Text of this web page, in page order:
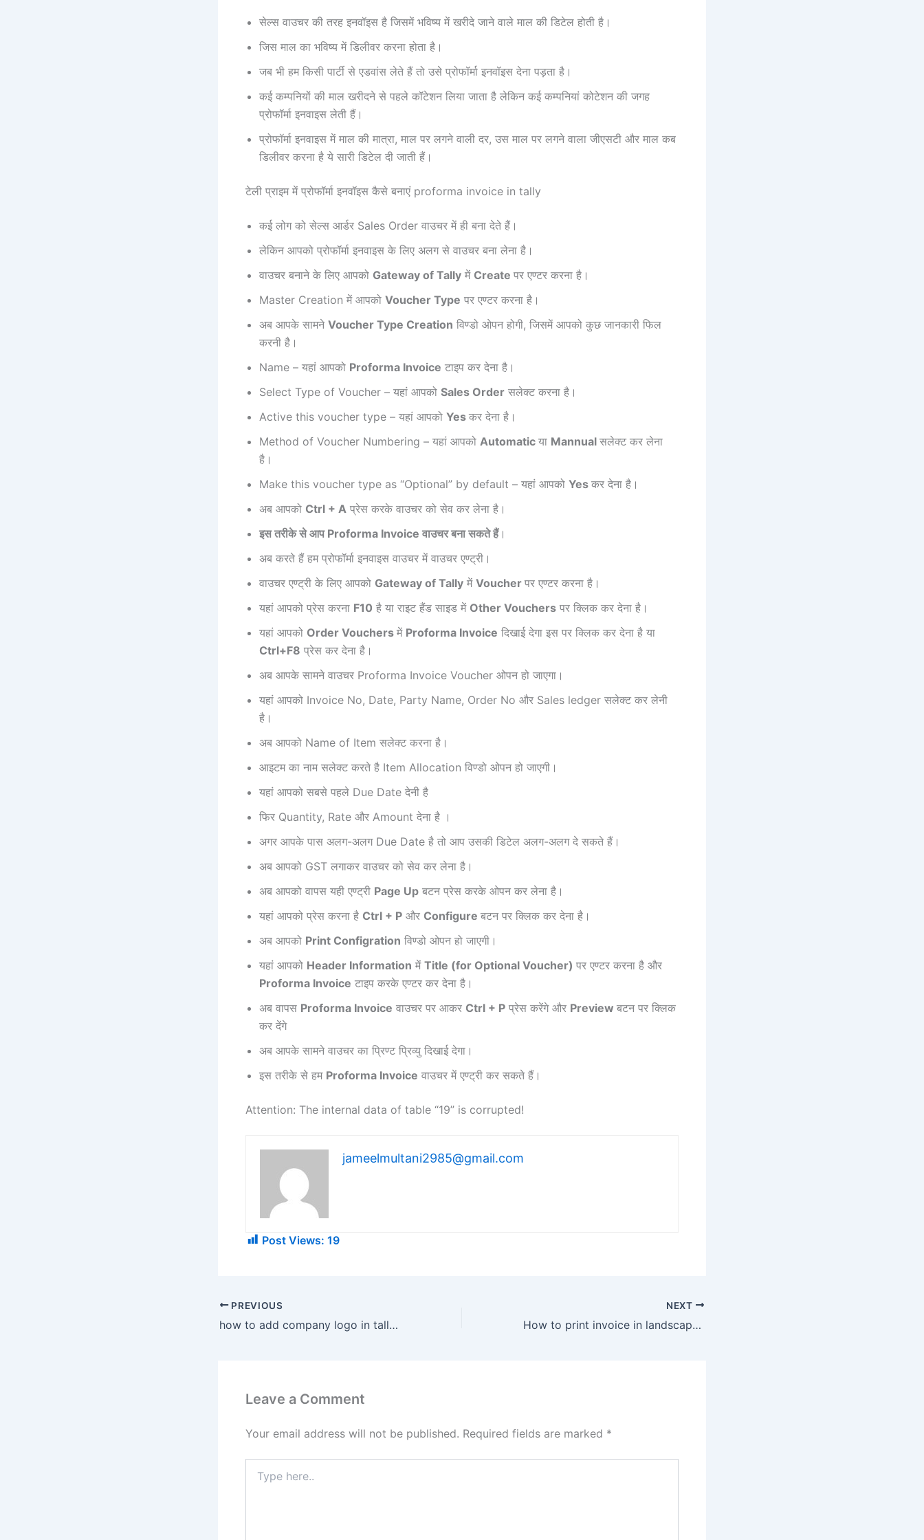
सेल्स वाउचर की तरह इनवॉइस है जिसमें भविष्य में खरीदे जाने वाले माल की डिटेल होती है।
जिस माल का भविष्य में डिलीवर करना होता है।
जब भी हम किसी पार्टी से एडवांस लेते हैं तो उसे प्रोफॉर्मा इनवॉइस देना पड़ता है।
कई कम्पनियों की माल खरीदने से पहले कॉटेशन लिया जाता है लेकिन कई कम्पनियां कोटेशन की जगह
प्रोफॉर्मा इनवाइस लेती हैं।
प्रोफॉर्मा इनवाइस में माल की मात्रा, माल पर लगने वाली दर, उस माल पर लगने वाला जीएसटी और माल कब
डिलीवर करना है ये सारी डिटेल दी जाती हैं।
टेली प्राइम में प्रोफॉर्मा इनवॉइस कैसे बनाएं proforma invoice in tally
कई लोग को सेल्स आर्डर Sales Order वाउचर में ही बना देते हैं।
लेकिन आपको प्रोफॉर्मा इनवाइस के लिए अलग से वाउचर बना लेना है।
वाउचर बनाने के लिए आपको Gateway of Tally में Create पर एण्टर करना है।
Master Creation में आपको Voucher Type पर एण्टर करना है।
अब आपके सामने Voucher Type Creation विण्डो ओपन होगी, जिसमें आपको कुछ जानकारी फिल
करनी है।
Name – यहां आपको Proforma Invoice टाइप कर देना है।
Select Type of Voucher – यहां आपको Sales Order सलेक्ट करना है।
Active this voucher type – यहां आपको Yes कर देना है।
Method of Voucher Numbering – यहां आपको Automatic या Mannual सलेक्ट कर लेना
है।
Make this voucher type as “Optional” by default – यहां आपको Yes कर देना है।
अब आपको Ctrl + A प्रेस करके वाउचर को सेव कर लेना है।
इस तरीके से आप Proforma Invoice वाउचर बना सकते हैं।
अब करते हैं हम प्रोफॉर्मा इनवाइस वाउचर में वाउचर एण्ट्री।
वाउचर एण्ट्री के लिए आपको Gateway of Tally में Voucher पर एण्टर करना है।
यहां आपको प्रेस करना F10 है या राइट हैंड साइड में Other Vouchers पर क्लिक कर देना है।
यहां आपको Order Vouchers में Proforma Invoice दिखाई देगा इस पर क्लिक कर देना है या
Ctrl+F8 प्रेस कर देना है।
अब आपके सामने वाउचर Proforma Invoice Voucher ओपन हो जाएगा।
यहां आपको Invoice No, Date, Party Name, Order No और Sales ledger सलेक्ट कर लेनी
है।
अब आपको Name of Item सलेक्ट करना है।
आइटम का नाम सलेक्ट करते है Item Allocation विण्डो ओपन हो जाएगी।
यहां आपको सबसे पहले Due Date देनी है
फिर Quantity, Rate और Amount देना है ।
अगर आपके पास अलग-अलग Due Date है तो आप उसकी डिटेल अलग-अलग दे सकते हैं।
अब आपको GST लगाकर वाउचर को सेव कर लेना है।
अब आपको वापस यही एण्ट्री Page Up बटन प्रेस करके ओपन कर लेना है।
यहां आपको प्रेस करना है Ctrl + P और Configure बटन पर क्लिक कर देना है।
अब आपको Print Configration विण्डो ओपन हो जाएगी।
यहां आपको Header Information में Title (for Optional Voucher) पर एण्टर करना है और
Proforma Invoice टाइप करके एण्टर कर देना है।
अब वापस Proforma Invoice वाउचर पर आकर Ctrl + P प्रेस करेंगे और Preview बटन पर क्लिक
कर देंगे
अब आपके सामने वाउचर का प्रिण्ट प्रिव्यु दिखाई देगा।
इस तरीके से हम Proforma Invoice वाउचर में एण्ट्री कर सकते हैं।
Attention: The internal data of table “19” is corrupted!
jameelmultani2985@gmail.com
Post Views: 19
PREVIOUS
how to add company logo in tally prime | टेली प्राइम में कम्पनी लोगो कैसे लगाएं
NEXT
How to print invoice in landscape format in tally | | टेली प्राइम में बिल को लैंडस्केप में प्रिण्ट कैसे करें
Leave a Comment
Your email address will not be published. Required fields are marked *
here..